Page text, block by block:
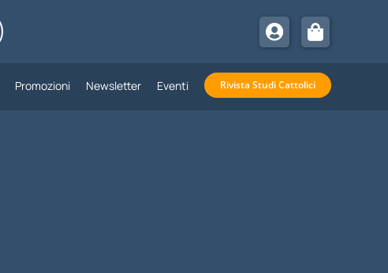
Promozioni Newsletter Eventi Rivista Studi Cattolici